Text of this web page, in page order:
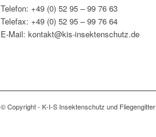
Telefon: +49 (0) 52 95 – 99 76 63
Telefax: +49 (0) 52 95 – 99 76 64
E-Mail: kontakt@kis-insektenschutz.de
© Copyright - K-I-S Insektenschutz und Fliegengitter